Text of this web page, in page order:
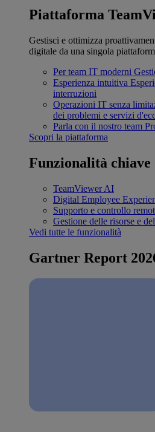
Piattaforma
Gestisci e ottimizza
digitale da una singola
Per team IT moderni
Esperienza intuitiva
interruzioni
Operazioni IT senza
dei problemi e servizi
Parla con il nostro team
Scopri la piattaforma
Funzionalità chiave
TeamViewer AI
Digital Employee
Supporto e controllo
Gestione delle risorse e
Vedi tutte le funzionalità
Gartner Report